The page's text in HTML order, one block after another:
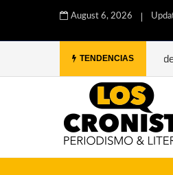
August 6, 2026
TENDENCIAS
#Paula. Una historia de Ciana